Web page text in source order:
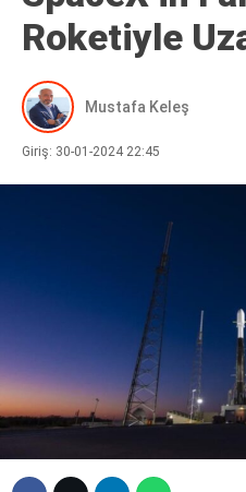
SAĞLIK
POLITIKA
ASAYIŞ
Roketiyle
Mustafa Keleş
Giriş: 30-01-2024 22:45